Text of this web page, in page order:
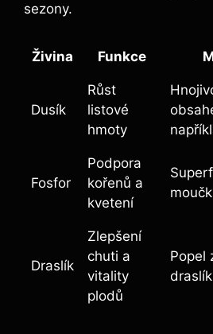
sezony.
Živina Funkce
Dusík
Růst
listové
hmoty
Fosfor
Podpora
kořenů a
kvetení
Draslík
Zlepšení
chuti a
vitality
plodů
Popel